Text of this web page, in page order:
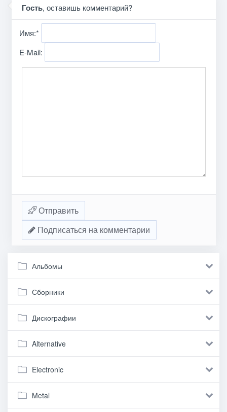
Гость, оставишь комментарий?
Имя:*
E-Mail:
Отправить
Подписаться на комментарии
Альбомы
Сборники
Дискографии
Alternative
Electronic
Metal